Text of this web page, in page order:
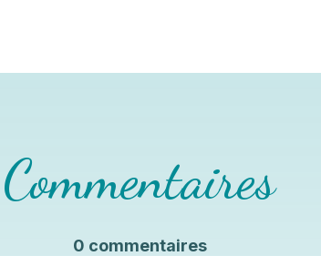
Commentaires
0 commentaires